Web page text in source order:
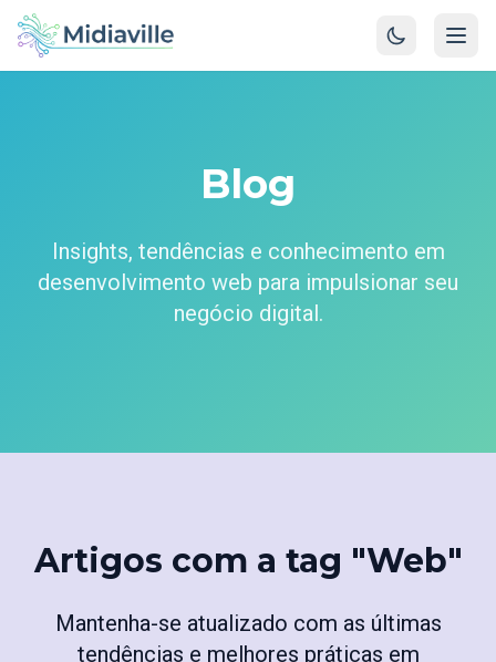
Blog
Insights, tendências e conhecimento em
desenvolvimento web para impulsionar seu
negócio digital.
Artigos com a tag "Web"
Mantenha-se atualizado com as últimas
tendências e melhores práticas em